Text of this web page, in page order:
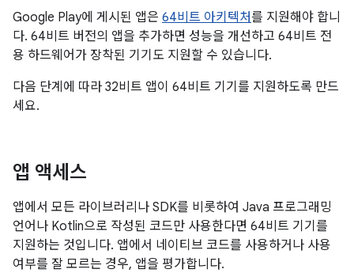
Google Play에 게시된 앱은 64비트 아키텍처를 지원해야 합니
다. 64비트 버전의 앱을 추가하면 성능을 개선하고 64비트 전
용 하드웨어가 장착된 기기도 지원할 수 있습니다.
다음 단계에 따라 32비트 앱이 64비트 기기를 지원하도록 만드
세요.
앱 액세스
앱에서 모든 라이브러리나 SDK를 비롯하여 Java 프로그래밍
언어나 Kotlin으로 작성된 코드만 사용한다면 64비트 기기를
지원하는 것입니다. 앱에서 네이티브 코드를 사용하거나 사용
여부를 잘 모르는 경우, 앱을 평가합니다.